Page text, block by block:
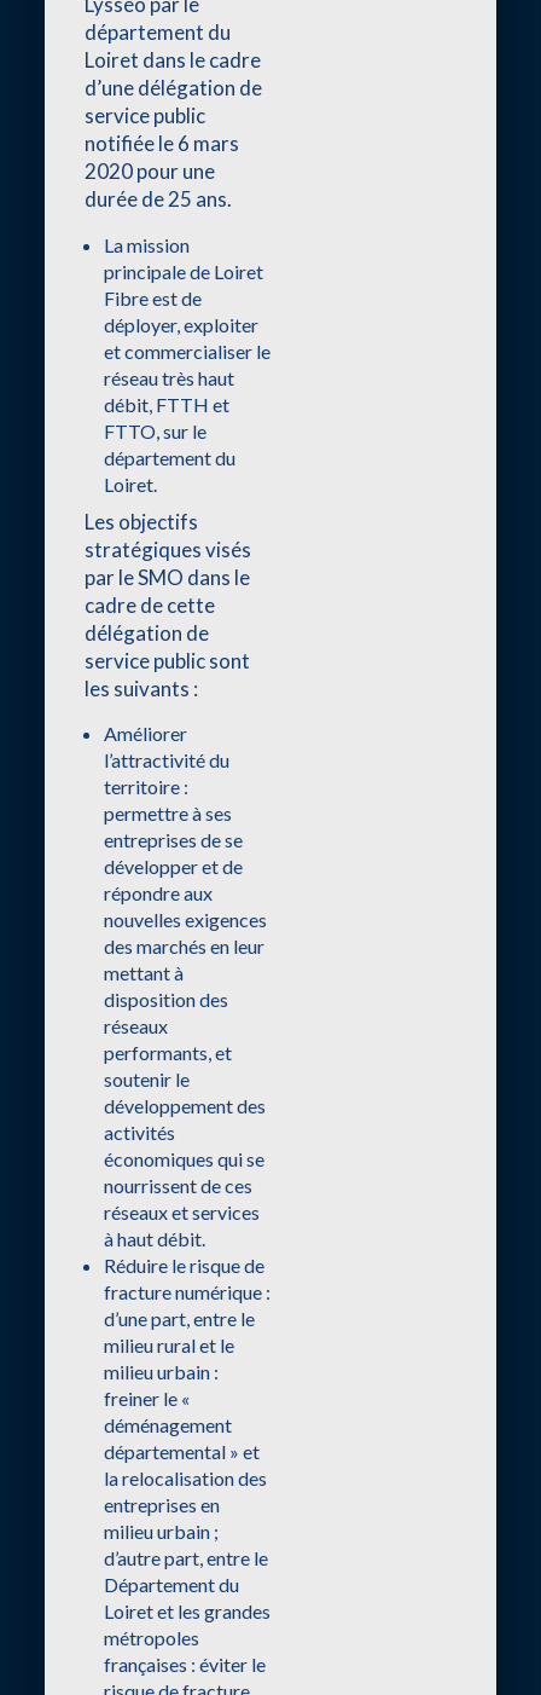
département du
Loiret dans le cadre
d’une délégation de
service public
notifiée le 6 mars
2020 pour une
durée de 25 ans.
La mission
principale de Loiret
Fibre est de
déployer, exploiter
et commercialiser le
réseau très haut
débit, FTTH et
FTTO, sur le
département du
Loiret.
Les objectifs
stratégiques visés
par le SMO dans le
cadre de cette
délégation de
service public sont
les suivants :
Améliorer
l’attractivité du
territoire :
permettre à ses
entreprises de se
développer et de
répondre aux
nouvelles exigences
des marchés en leur
mettant à
disposition des
réseaux
performants, et
soutenir le
développement des
activités
économiques qui se
nourrissent de ces
réseaux et services
à haut débit.
Réduire le risque de
fracture numérique :
d’une part, entre le
milieu rural et le
milieu urbain :
freiner le «
déménagement
départemental » et
la relocalisation des
entreprises en
milieu urbain ;
d’autre part, entre le
Département du
Loiret et les grandes
métropoles
françaises : éviter le